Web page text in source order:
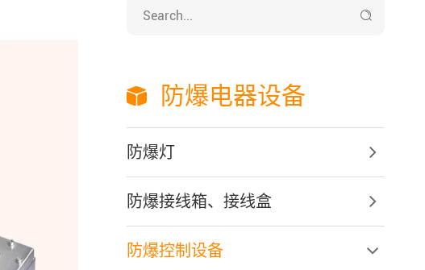

 防爆电器设备
防爆灯
防爆接线箱、接线盒
防爆控制设备